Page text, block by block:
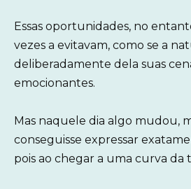
Essas oportunidades, no
vezes a evitavam, como se a
deliberadamente dela suas
emocionantes.
Mas naquele dia algo mudou,
conseguisse expressar
pois ao chegar a uma curva da